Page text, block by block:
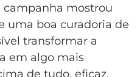
campanha mostrou
uma boa curadoria de
transformar a
em algo mais
de tudo, eficaz.